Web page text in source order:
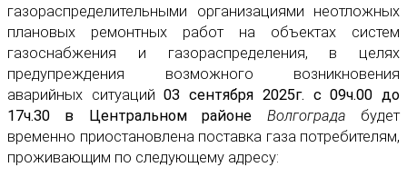
газораспределительными организациями неотложных
плановых ремонтных работ на объектах систем
газоснабжения и газораспределения, в целях
предупреждения возможного возникновения
аварийных ситуаций03 сентября 2025г. с 09ч.00 до
17ч.30 в Центральном районе
Волгограда будет
временно приостановлена поставка газа потребителям,
проживающим по следующему адресу: